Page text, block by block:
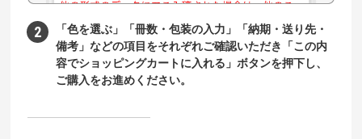
「色を選ぶ」「冊数・包装の入力」「納期・送り先・
備考」などの項目をそれぞれご確認いただき「この内
容でショッピングカートに入れる」ボタンを押下し、
ご購入をお進めください。